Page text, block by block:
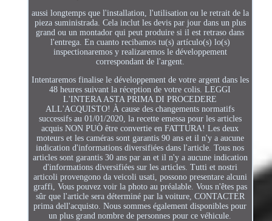
aussi longtemps que l'installation, l'utilisation ou le retrait de la
pieza suministrada. Cela inclut les devis par jour dans un plus
grand ou un montador qui peut produire si il est retraso dans
l'entrega. En cuanto recibamos tu(s) artículo(s) lo(s)
inspectionaremos y realizaremos le développement
correspondant de l'argent.
Intentaremos finalise le développement de votre argent dans les
48 heures suivant la réception de votre colis. LEGGI
L'INTERA ASTA PRIMA DI PROCEDERE
ALL'ACQUISTO! À cause des changements normatifs
successifs au 01/01/2020, la recette emessa pour les articles
acquis NON PUÒ être convertie en FATTURA! Les deux
moteurs et les caméras sont garantis 90 ans et il n'y a aucune
indication d'informations diversifiées dans l'article. Tous nos
articles sont garantis 30 ans par an et il n'y a aucune indication
d'informations diversifiées sur les articles. Tutti et nostri
articoli provengono da veicoli usati, possono presentare alcuni
graffi, Vous pouvez voir la photo au préalable. Vous n'êtes pas
sûr que l'article sera déterminé par la voiture, CONTACTER
prima dell'acquisto. Nous sommes également disponibles pour
un plus grand nombre de personnes pour ce véhicule.